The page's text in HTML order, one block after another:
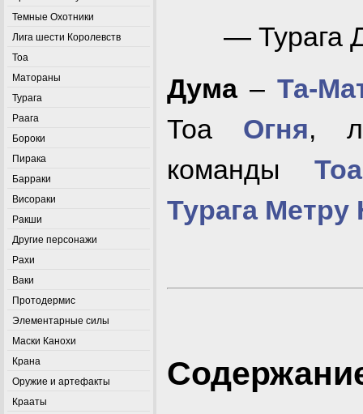
Темные Охотники
Лига шести Королевств
Тоа
Матораны
Турага
Раага
Бороки
Пирака
Барраки
Висораки
Ракши
Другие персонажи
Рахи
Ваки
Протодермис
Элементарные силы
Маски Канохи
Крана
Оружие и артефакты
Крааты
— Турага
Дума–Та-
Тоа Огня,
команды Тоа
Турага Метру